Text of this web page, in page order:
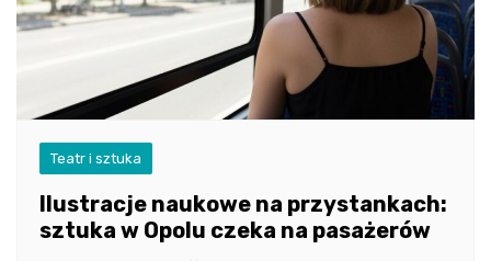
Teatr i sztuka
Ilustracje naukowe na przystankach:
sztuka w Opolu czeka na pasażerów